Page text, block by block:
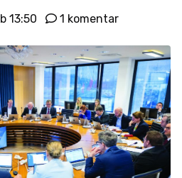
13:50 1 komentar